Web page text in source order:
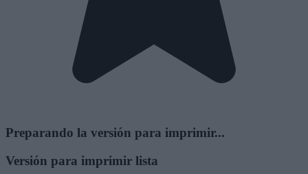
Preparando la versión para imprimir...
Versión para imprimir lista